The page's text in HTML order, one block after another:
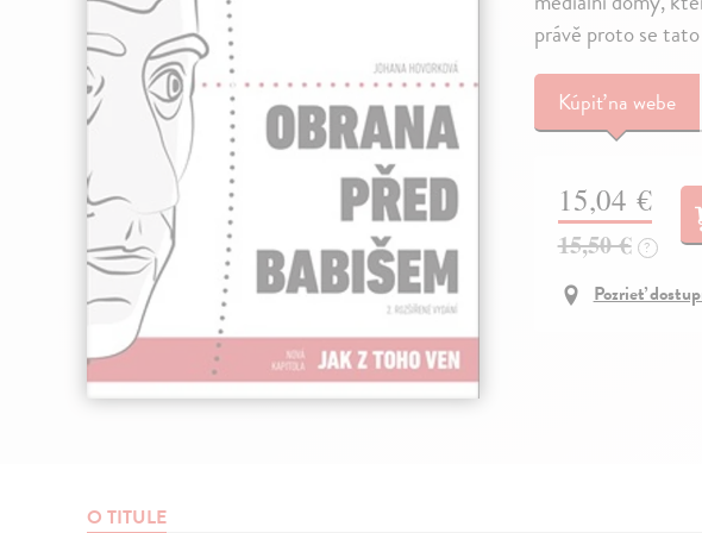
právě proto se
Kúpiťna webe
15,04 €
15,50 € ?
Pozrieť
O TITULE